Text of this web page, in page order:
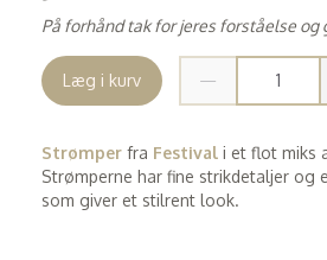
På forhånd tak for jeres forståelse og
Læg i kurv
Strømper fra Festival i et flot miks
Strømperne har fine strikdetaljer og
som giver et stilrent look.